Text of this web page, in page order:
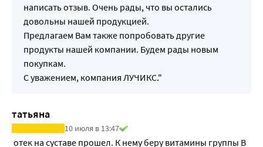
написать отзыв. Очень рады, что вы остались
довольны нашей продукцией.
Предлагаем Вам также попробовать другие
продукты нашей компании. Будем рады новым
покупкам.
С уважением, компания ЛУЧИКС."
татьяна
10 июля в 13:47